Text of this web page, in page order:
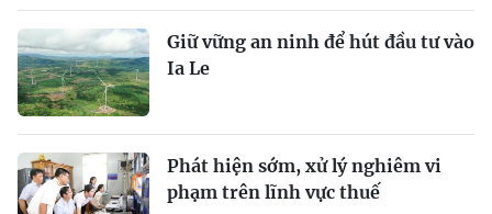
Giữ vững an ninh để hút đầu tư vào
Ia Le
Phát hiện sớm, xử lý nghiêm vi
phạm trên lĩnh vực thuế